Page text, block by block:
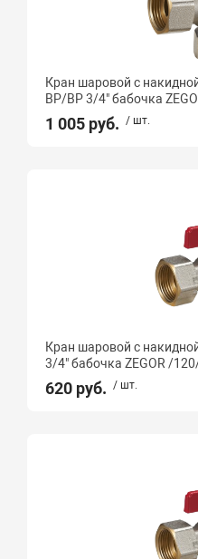
Кран шаровой с
ВР/ВР 3/4" бабочка
1 005 руб. / шт.
Кран шаровой с
3/4" бабочка ZEGOR /
620 руб. / шт.